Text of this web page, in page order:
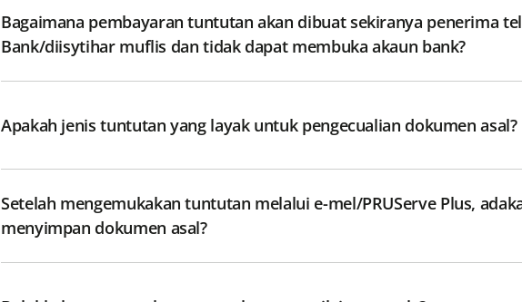
Bagaimana pembayaran tuntutan akan dibuat sekiranya penerima
Bank/diisytihar muflis dan tidak dapat membuka akaun bank?
Apakah jenis tuntutan yang layak untuk pengecualian dokumen asal?
Setelah mengemukakan tuntutan melalui e-mel/PRUServe Plus,
menyimpan dokumen asal?